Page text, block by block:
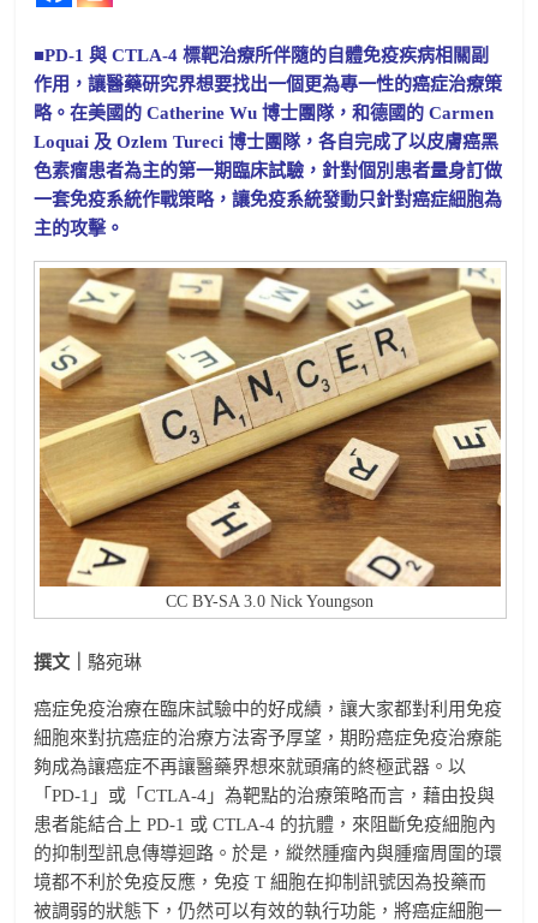
■PD-1 與 CTLA-4 標靶治療所伴隨的自體免疫疾病相關副
作用，讓醫藥研究界想要找出一個更為專一性的癌症治療策
略。在美國的 Catherine Wu 博士團隊，和德國的 Carmen
Loquai 及 Ozlem Tureci 博士團隊，各自完成了以皮膚癌黑
色素瘤患者為主的第一期臨床試驗，針對個別患者量身訂做
一套免疫系統作戰策略，讓免疫系統發動只針對癌症細胞為
主的攻擊。
CC BY-SA 3.0 Nick Youngson
撰文｜駱宛琳
癌症免疫治療在臨床試驗中的好成績，讓大家都對利用免疫
細胞來對抗癌症的治療方法寄予厚望，期盼癌症免疫治療能
夠成為讓癌症不再讓醫藥界想來就頭痛的終極武器。以
「PD-1」或「CTLA-4」為靶點的治療策略而言，藉由投與
患者能結合上 PD-1 或 CTLA-4 的抗體，來阻斷免疫細胞內
的抑制型訊息傳導迴路。於是，縱然腫瘤內與腫瘤周圍的環
境都不利於免疫反應，免疫 T 細胞在抑制訊號因為投藥而
被調弱的狀態下，仍然可以有效的執行功能，將癌症細胞一